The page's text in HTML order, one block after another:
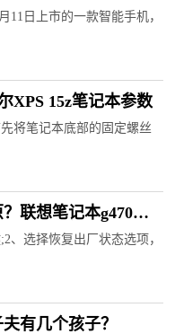
11日上市的一款智能手机，
XPS 15z笔记本参数
将笔记本底部的固定螺丝
联想笔记本g470配
、选择恢复出厂状态选项，
有几个孩子？